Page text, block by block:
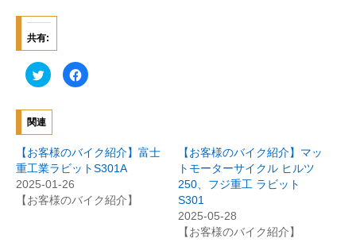
共有:
ク
リ
し
て
T
w
i
t
t
e
r
で
共
F
a
で
共
有
す
に
は
関連
【お客様のバイク紹介】富士
重工業ラビットS301A
2025-01-26
【お客様のバイク紹介】
【お客様のバイク紹介】マッ
トモーターサイクル ヒルツ
250、フジ重工 ラビット
S301
2025-05-28
【お客様のバイク紹介】